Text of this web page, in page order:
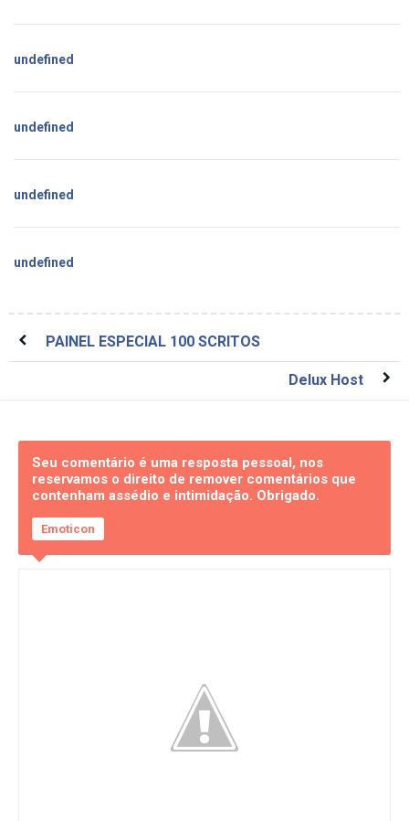
undefined
undefined
undefined
undefined
PAINEL ESPECIAL 100 SCRITOS
Delux Host
Seu comentário é uma resposta pessoal, nos
reservamos o direito de remover comentários que
contenham assédio e intimidação. Obrigado.
Emoticon